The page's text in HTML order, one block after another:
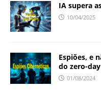
IA supera
10/04/2025
Espiões, e
do zero-day
01/08/2024